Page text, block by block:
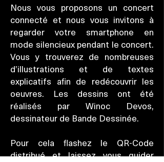
Nous vous proposons un concert
connecté et nous vous invitons à
regarder votre smartphone en
mode silencieux pendant le concert.
Vous y trouverez de nombreuses
d’illustrations et de textes
explicatifs afin de redécouvrir les
oeuvres. Les dessins ont été
réalisés par Winoc Devos,
dessinateur de Bande Dessinée.
Pour cela flashez le QR-Code
distribué et laissez vous guider